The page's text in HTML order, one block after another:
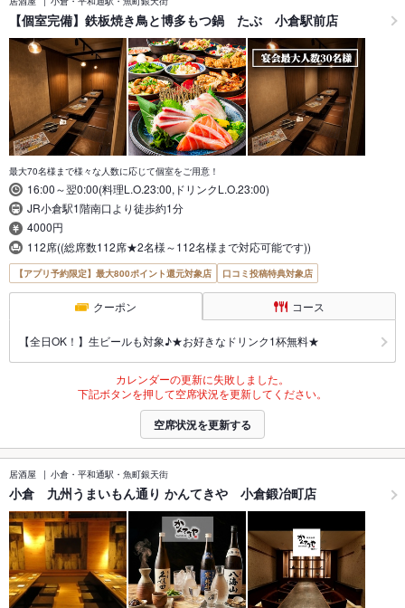
【個室完備】鉄板焼き鳥と博多もつ鍋 たぶ 小倉駅前店
最大70名様まで様々な人数に応じて個室をご用意！
16:00～翌0:00(料理L.O.23:00,ドリンクL.O.23:00)
JR小倉駅1階南口より徒歩約1分
4000円
112席((総席数112席★2名様～112名様まで対応可能です))
【アプリ予約限定】最大800ポイント還元対象店 口コミ投稿特典対象店
クーポン コース
【全日OK！】生ビールも対象♪★お好きなドリンク1杯無料★
カレンダーの更新に失敗しました。
下記ボタンを押して空席状況を更新してください。
空席状況を更新する
居酒屋 小倉・平和通駅・魚町銀天街
小倉 九州うまいもん通り かんてきや 小倉鍛冶町店